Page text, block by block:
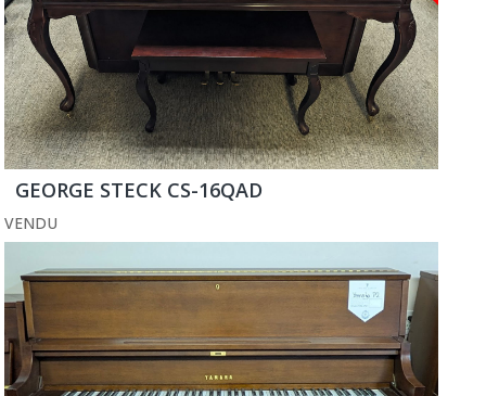
GEORGE STECK CS-16QAD
VENDU